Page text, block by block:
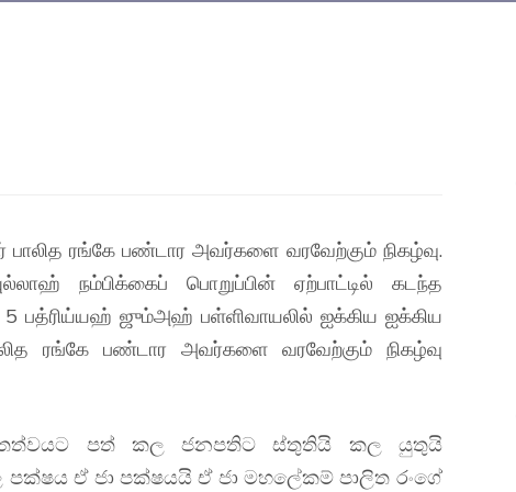
ரங்கே பண்டார அவர்களை வரவேற்கும் நிகழ்வு.
நம்பிக்கைப் பொறுப்பின் ஏற்பாட்டில் கடந்த
5 பத்ரிய்யஹ் ஜும்அஹ் பள்ளிவாயலில் ஐக்கிய ஐக்கிய
ரங்கே பண்டார அவர்களை வரவேற்கும் நிகழ்வு
පත් කල ජනපතිට ස්තුතියි කල යුතුයි
ඒ ජා පක්ෂයයි ඒ ජා මහලේකම් පාලිත රංගේ